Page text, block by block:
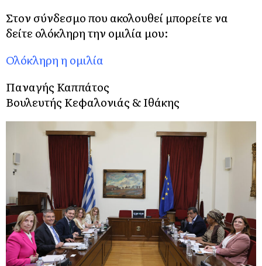
Στον σύνδεσμο που ακολουθεί μπορείτε να
δείτε ολόκληρη την ομιλία μου:
Ολόκληρη η ομιλία
Παναγής Καππάτος
Βουλευτής Κεφαλονιάς & Ιθάκης